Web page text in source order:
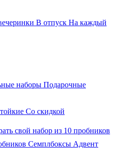
В отпуск На каждый
наборы Подарочные
Со скидкой
свой набор из 10 пробников
Семплбоксы Адвент